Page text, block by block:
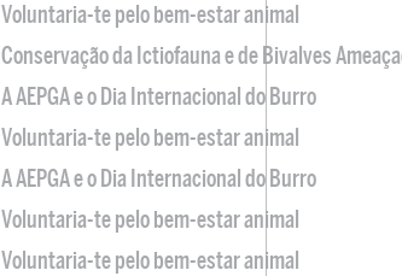
Voluntaria-te pelo bem-estar animal
Conservação da Ictiofauna e de Bivalves
A AEPGA e o Dia Internacional do Burro
Voluntaria-te pelo bem-estar animal
A AEPGA e o Dia Internacional do Burro
Voluntaria-te pelo bem-estar animal
Voluntaria-te pelo bem-estar animal